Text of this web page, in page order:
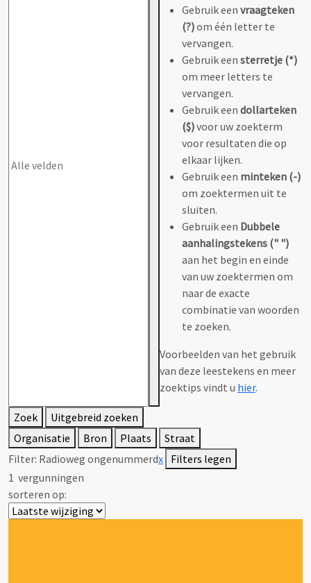
Gebruik een vraagteken
(?)om één letter te
vervangen.
Gebruik een sterretje (*)
om meer letters te
vervangen.
Gebruik een dollarteken
($)voor uw zoekterm
voor resultaten die op
elkaar lijken.
Gebruik een minteken (-)
om zoektermen uit te
sluiten.
Gebruik een Dubbele
aanhalingstekens (" ")
aan het begin en einde
van uw zoektermen om
naar de exacte
combinatie van woorden
te zoeken.
Voorbeelden van het gebruik
van deze leestekens en meer
zoektips vindt u hier.
Zoek
Uitgebreid zoeken
Organisatie
Bron Plaats
Straat
Filter: Radioweg ongenummerdx Filters legen
1 vergunningen
sorteren op: